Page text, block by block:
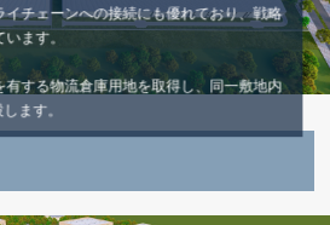
イチェーンへの接続にも優れており、戦略
ます。
する物流倉庫用地を取得し、同一敷地内
します。